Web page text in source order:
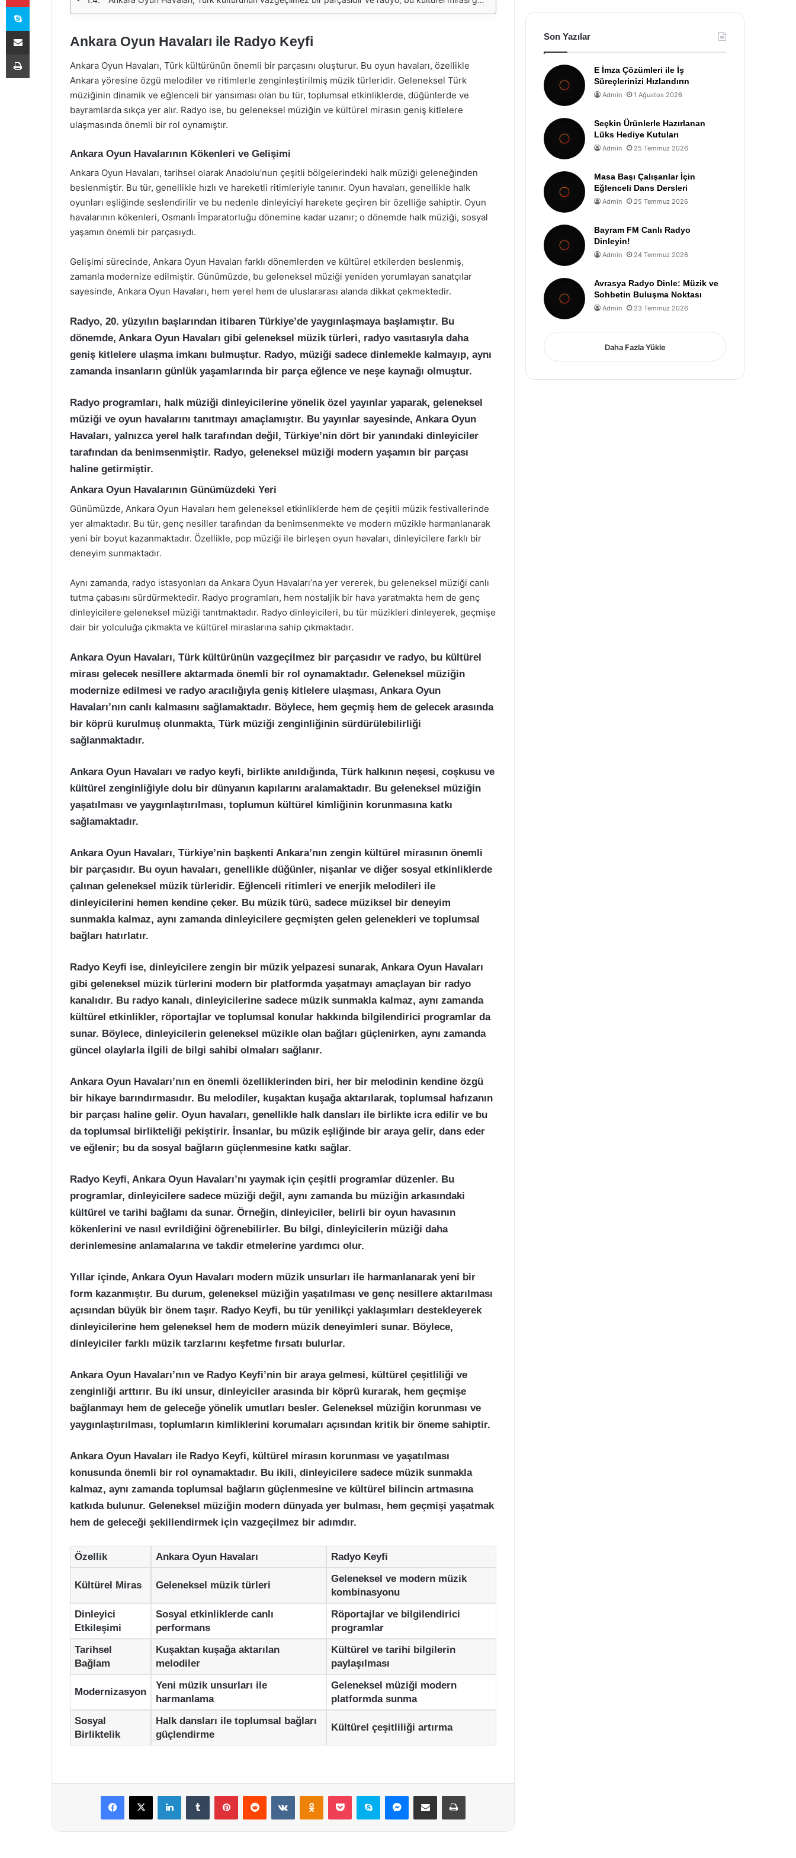
Ankara Oyun Havaları ile Radyo Keyfi
Ankara Oyun Havaları, Türk kültürünün önemli bir parçasını oluşturur. Bu oyun havaları, özellikle
Ankara yöresine özgü melodiler ve ritimlerle zenginleştirilmiş müzik türleridir. Geleneksel Türk
müziğinin dinamik ve eğlenceli bir yansıması olan bu tür, toplumsal etkinliklerde, düğünlerde ve
bayramlarda sıkça yer alır. Radyo ise, bu geleneksel müziğin ve kültürel mirasın geniş kitlelere
ulaşmasında önemli bir rol oynamıştır.
Ankara Oyun Havalarının Kökenleri ve Gelişimi
Ankara Oyun Havaları, tarihsel olarak Anadolu’nun çeşitli bölgelerindeki halk müziği geleneğinden
beslenmiştir. Bu tür, genellikle hızlı ve hareketli ritimleriyle tanınır. Oyun havaları, genellikle halk
oyunları eşliğinde seslendirilir ve bu nedenle dinleyiciyi harekete geçiren bir özelliğe sahiptir. Oyun
havalarının kökenleri, Osmanlı İmparatorluğu dönemine kadar uzanır; o dönemde halk müziği, sosyal
yaşamın önemli bir parçasıydı.
Gelişimi sürecinde, Ankara Oyun Havaları farklı dönemlerden ve kültürel etkilerden beslenmiş,
zamanla modernize edilmiştir. Günümüzde, bu geleneksel müziği yeniden yorumlayan sanatçılar
sayesinde, Ankara Oyun Havaları, hem yerel hem de uluslararası alanda dikkat çekmektedir.
Radyo, 20. yüzyılın başlarından itibaren Türkiye’de yaygınlaşmaya başlamıştır. Bu
dönemde, Ankara Oyun Havaları gibi geleneksel müzik türleri, radyo vasıtasıyla daha
geniş kitlelere ulaşma imkanı bulmuştur. Radyo, müziği sadece dinlemekle kalmayıp, aynı
zamanda insanların günlük yaşamlarında bir parça eğlence ve neşe kaynağı olmuştur.
Radyo programları, halk müziği dinleyicilerine yönelik özel yayınlar yaparak, geleneksel
müziği ve oyun havalarını tanıtmayı amaçlamıştır. Bu yayınlar sayesinde, Ankara Oyun
Havaları, yalnızca yerel halk tarafından değil, Türkiye’nin dört bir yanındaki dinleyiciler
tarafından da benimsenmiştir. Radyo, geleneksel müziği modern yaşamın bir parçası
haline getirmiştir.
Ankara Oyun Havalarının Günümüzdeki Yeri
Günümüzde, Ankara Oyun Havaları hem geleneksel etkinliklerde hem de çeşitli müzik festivallerinde
yer almaktadır. Bu tür, genç nesiller tarafından da benimsenmekte ve modern müzikle harmanlanarak
yeni bir boyut kazanmaktadır. Özellikle, pop müziği ile birleşen oyun havaları, dinleyicilere farklı bir
deneyim sunmaktadır.
Aynı zamanda, radyo istasyonları da Ankara Oyun Havaları’na yer vererek, bu geleneksel müziği canlı
tutma çabasını sürdürmektedir. Radyo programları, hem nostaljik bir hava yaratmakta hem de genç
dinleyicilere geleneksel müziği tanıtmaktadır. Radyo dinleyicileri, bu tür müzikleri dinleyerek, geçmişe
dair bir yolculuğa çıkmakta ve kültürel miraslarına sahip çıkmaktadır.
Ankara Oyun Havaları, Türk kültürünün vazgeçilmez bir parçasıdır ve radyo, bu kültürel
mirası gelecek nesillere aktarmada önemli bir rol oynamaktadır. Geleneksel müziğin
modernize edilmesi ve radyo aracılığıyla geniş kitlelere ulaşması, Ankara Oyun
Havaları’nın canlı kalmasını sağlamaktadır. Böylece, hem geçmiş hem de gelecek arasında
bir köprü kurulmuş olunmakta, Türk müziği zenginliğinin sürdürülebilirliği
sağlanmaktadır.
Ankara Oyun Havaları ve radyo keyfi, birlikte anıldığında, Türk halkının neşesi, coşkusu ve
kültürel zenginliğiyle dolu bir dünyanın kapılarını aralamaktadır. Bu geleneksel müziğin
yaşatılması ve yaygınlaştırılması, toplumun kültürel kimliğinin korunmasına katkı
sağlamaktadır.
Ankara Oyun Havaları, Türkiye’nin başkenti Ankara’nın zengin kültürel mirasının önemli
bir parçasıdır. Bu oyun havaları, genellikle düğünler, nişanlar ve diğer sosyal etkinliklerde
çalınan geleneksel müzik türleridir. Eğlenceli ritimleri ve enerjik melodileri ile
dinleyicilerini hemen kendine çeker. Bu müzik türü, sadece müziksel bir deneyim
sunmakla kalmaz, aynı zamanda dinleyicilere geçmişten gelen gelenekleri ve toplumsal
bağları hatırlatır.
Radyo Keyfi ise, dinleyicilere zengin bir müzik yelpazesi sunarak, Ankara Oyun Havaları
gibi geleneksel müzik türlerini modern bir platformda yaşatmayı amaçlayan bir radyo
kanalıdır. Bu radyo kanalı, dinleyicilerine sadece müzik sunmakla kalmaz, aynı zamanda
kültürel etkinlikler, röportajlar ve toplumsal konular hakkında bilgilendirici programlar da
sunar. Böylece, dinleyicilerin geleneksel müzikle olan bağları güçlenirken, aynı zamanda
güncel olaylarla ilgili de bilgi sahibi olmaları sağlanır.
Ankara Oyun Havaları’nın en önemli özelliklerinden biri, her bir melodinin kendine özgü
bir hikaye barındırmasıdır. Bu melodiler, kuşaktan kuşağa aktarılarak, toplumsal hafızanın
bir parçası haline gelir. Oyun havaları, genellikle halk dansları ile birlikte icra edilir ve bu
da toplumsal birlikteliği pekiştirir. İnsanlar, bu müzik eşliğinde bir araya gelir, dans eder
ve eğlenir; bu da sosyal bağların güçlenmesine katkı sağlar.
Radyo Keyfi, Ankara Oyun Havaları’nı yaymak için çeşitli programlar düzenler. Bu
programlar, dinleyicilere sadece müziği değil, aynı zamanda bu müziğin arkasındaki
kültürel ve tarihi bağlamı da sunar. Örneğin, dinleyiciler, belirli bir oyun havasının
kökenlerini ve nasıl evrildiğini öğrenebilirler. Bu bilgi, dinleyicilerin müziği daha
derinlemesine anlamalarına ve takdir etmelerine yardımcı olur.
Yıllar içinde, Ankara Oyun Havaları modern müzik unsurları ile harmanlanarak yeni bir
form kazanmıştır. Bu durum, geleneksel müziğin yaşatılması ve genç nesillere aktarılması
açısından büyük bir önem taşır. Radyo Keyfi, bu tür yenilikçi yaklaşımları destekleyerek
dinleyicilerine hem geleneksel hem de modern müzik deneyimleri sunar. Böylece,
dinleyiciler farklı müzik tarzlarını keşfetme fırsatı bulurlar.
Ankara Oyun Havaları’nın ve Radyo Keyfi’nin bir araya gelmesi, kültürel çeşitliliği ve
zenginliği arttırır. Bu iki unsur, dinleyiciler arasında bir köprü kurarak, hem geçmişe
bağlanmayı hem de geleceğe yönelik umutları besler. Geleneksel müziğin korunması ve
yaygınlaştırılması, toplumların kimliklerini korumaları açısından kritik bir öneme sahiptir.
Ankara Oyun Havaları ile Radyo Keyfi, kültürel mirasın korunması ve yaşatılması
konusunda önemli bir rol oynamaktadır. Bu ikili, dinleyicilere sadece müzik sunmakla
kalmaz, aynı zamanda toplumsal bağların güçlenmesine ve kültürel bilincin artmasına
katkıda bulunur. Geleneksel müziğin modern dünyada yer bulması, hem geçmişi yaşatmak
hem de geleceği şekillendirmek için vazgeçilmez bir adımdır.
Özellik Ankara Oyun Havaları Radyo Keyfi
Kültürel Miras Geleneksel müzik türleri
Geleneksel ve modern müzik
kombinasyonu
Dinleyici
Etkileşimi
Sosyal etkinliklerde canlı
performans
Röportajlar ve bilgilendirici
programlar
Tarihsel
Bağlam
Kuşaktan kuşağa aktarılan
melodiler
Kültürel ve tarihi bilgilerin
paylaşılması
Modernizasyon
Yeni müzik unsurları ile
harmanlama
Geleneksel müziği modern
platformda sunma
Sosyal
Birliktelik
Halk dansları ile toplumsal bağları
güçlendirme
Kültürel çeşitliliği artırma
Facebook
X LinkedInTumblr PinterestReddit VKontakteOdnoklassniki
Pocket Skype Messenger
E-Posta ile paylaş Yazdır
Son Yazılar
E İmza Çözümleri ile İş
Süreçlerinizi Hızlandırın
Admin 1 Ağustos 2026
Seçkin Ürünlerle Hazırlanan
Lüks Hediye Kutuları
Admin 25 Temmuz 2026
Masa Başı Çalışanlar İçin
Eğlenceli Dans Dersleri
Admin 25 Temmuz 2026
Bayram FM Canlı Radyo
Dinleyin!
Admin 24 Temmuz 2026
Avrasya Radyo Dinle: Müzik ve
Sohbetin Buluşma Noktası
Admin 23 Temmuz 2026
Daha Fazla Yükle
Skype
E-Posta ile paylaş